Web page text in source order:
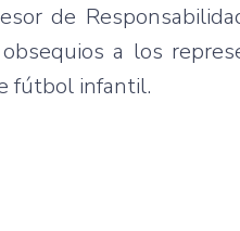
de
a los
fútbol infantil.